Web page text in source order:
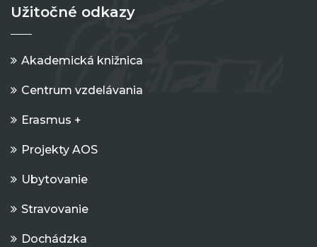
Užitočné odkazy
Akademická knižnica
Centrum vzdelávania
Erasmus +
Projekty AOS
Ubytovanie
Stravovanie
Dochádzka